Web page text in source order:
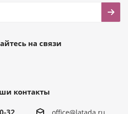
на связи
контакты
32